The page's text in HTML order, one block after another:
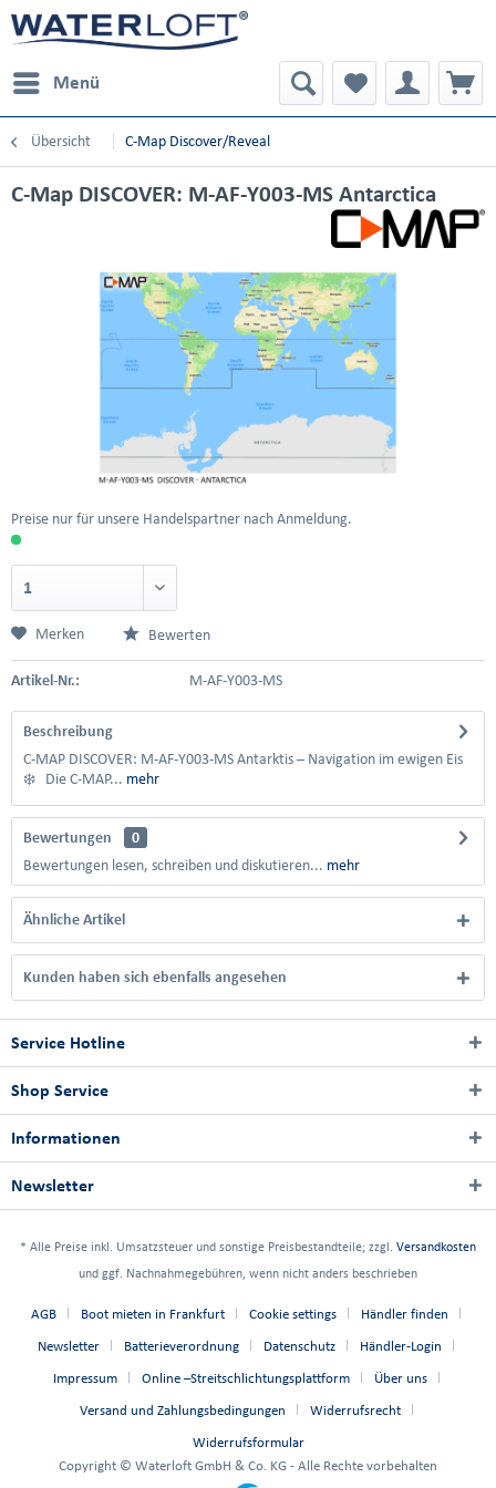
Menü
Übersicht C-Map Discover/Reveal
C-Map DISCOVER: M-AF-Y003-MS Antarctica
Preise nur für unsere Handelspartner nach Anmeldung.
Merken Bewerten
Artikel-Nr.: M-AF-Y003-MS
Beschreibung
C-MAP DISCOVER: M-AF-Y003-MS Antarktis – Navigation im ewigen Eis
❄️ Die C-MAP... mehr
Bewertungen
0
Bewertungen lesen, schreiben und diskutieren... mehr
Ähnliche Artikel
Kunden haben sich ebenfalls angesehen
Service Hotline
Shop Service
Informationen
Newsletter
* Alle Preise inkl. Umsatzsteuer und sonstige Preisbestandteile; zzgl. Versandkosten
und ggf. Nachnahmegebühren, wenn nicht anders beschrieben
AGB Boot mieten in Frankfurt Cookie settings Händler finden
Newsletter Batterieverordnung Datenschutz Händler-Login
Impressum Online –Streitschlichtungsplattform Über uns
Versand und Zahlungsbedingungen Widerrufsrecht
Widerrufsformular
Copyright © Waterloft GmbH & Co. KG - Alle Rechte vorbehalten